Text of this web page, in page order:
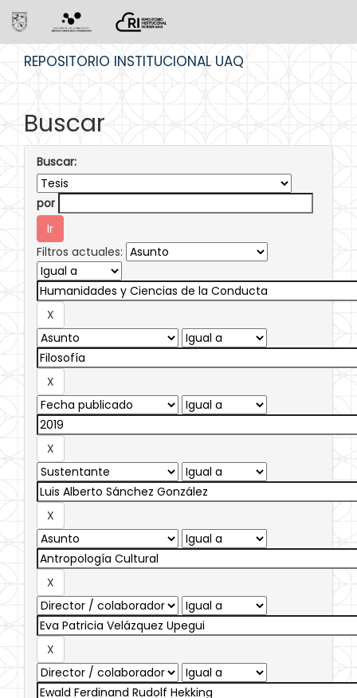
REPOSITORIO INSTITUCIONAL UAQ
Buscar
Buscar:
por
Filtros actuales: